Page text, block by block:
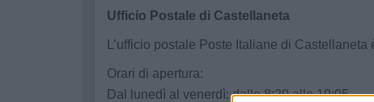
Ufficio Postale di Castellaneta
L’ufficio postale Poste Italiane di
Orari di apertura:
Dal lunedì al venerdì: dalle 8:20 alle 19:05